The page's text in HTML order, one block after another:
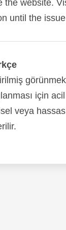
website.
until the
için
veya